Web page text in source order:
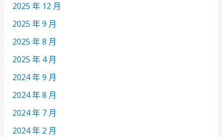
2025 年 12 月
2025 年 9 月
2025 年 8 月
2025 年 4 月
2024 年 9 月
2024 年 8 月
2024 年 7 月
2024 年 2 月